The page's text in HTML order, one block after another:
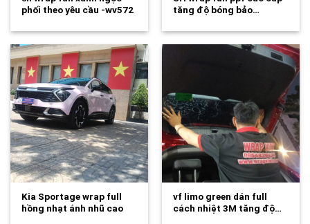
phối theo yêu cầu -wv572
tăng độ bóng bảo…
Kia Sportage wrap full
hồng nhạt ánh nhũ cao
vf limo green dán full
cách nhiệt 3M tăng độ…